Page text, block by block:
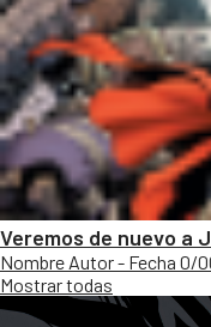
Veremos de nuevo a
Nombre Autor - Fecha 0/
Mostrar todas